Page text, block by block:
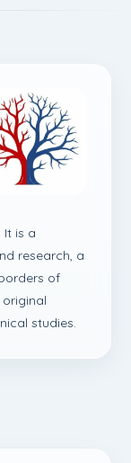
It is a
research, a
of
studies.